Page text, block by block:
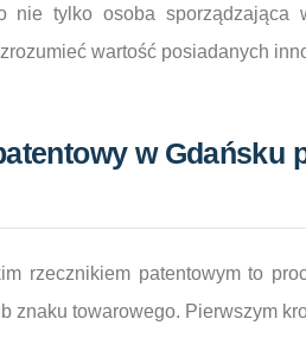
nie tylko osoba sporządzająca
wartość posiadanych
w Gdańsku
rzecznikiem patentowym to
znaku towarowego. Pierwszym